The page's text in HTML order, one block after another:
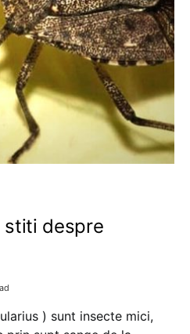
stiti despre
) sunt insecte mici,